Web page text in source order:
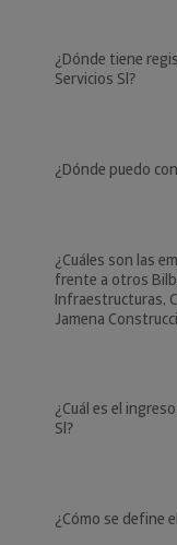
¿Dónde tiene
Servicios Sl?
¿Dónde puedo
¿Cuáles son las
frente a otros
Infraestructuras,
Jamena
¿Cuál es el
Sl?
¿Cómo se define